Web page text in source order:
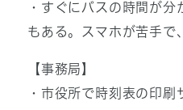
・すぐにバスの時間が
もある。スマホが苦手で
【事務局】
・市役所で時刻表の印